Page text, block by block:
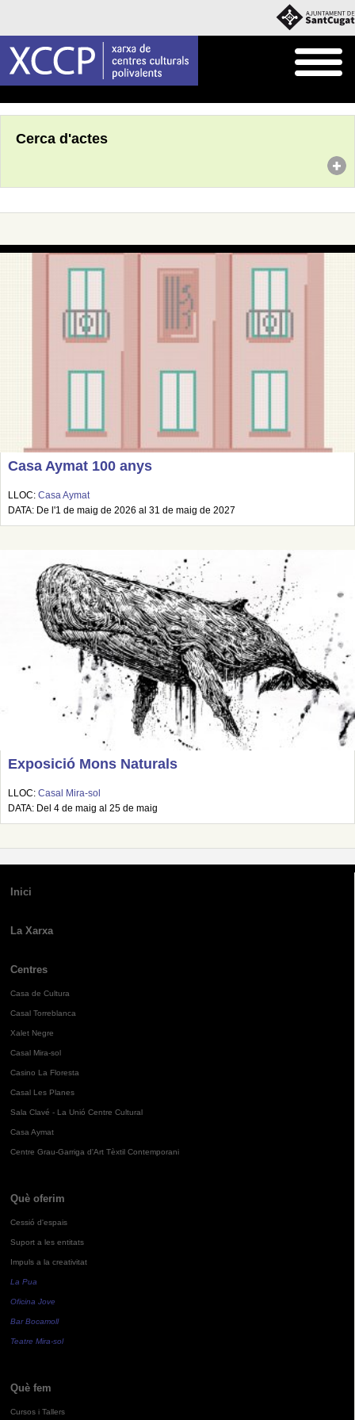
Cerca d'actes
Casa Aymat 100 anys
LLOC: Casa Aymat
DATA: De l'1 de maig de 2026 al 31 de maig de 2027
Exposició Mons Naturals
LLOC: Casal Mira-sol
DATA: Del 4 de maig al 25 de maig
Inici
La Xarxa
Centres
Casa de Cultura
Casal Torreblanca
Xalet Negre
Casal Mira-sol
Casino La Floresta
Casal Les Planes
Sala Clavé - La Unió Centre Cultural
Casa Aymat
Centre Grau-Garriga d'Art Tèxtil Contemporani
Què oferim
Cessió d'espais
Suport a les entitats
Impuls a la creativitat
La Pua
Oficina Jove
Bar Bocamoll
Teatre Mira-sol
Què fem
Cursos i Tallers